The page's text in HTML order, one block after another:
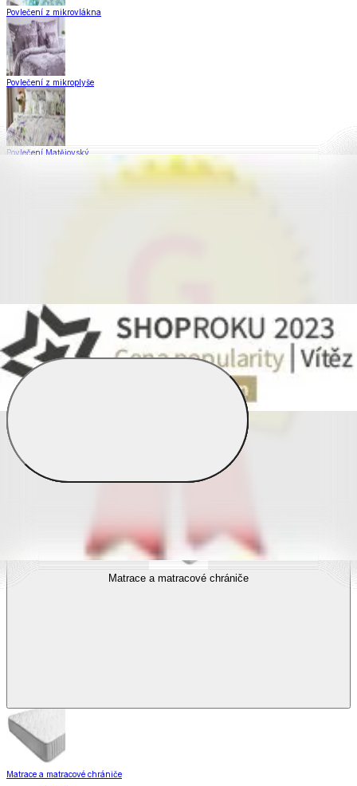
Povlečení z mikrovlákna
Povlečení z mikroplyše
Povlečení Matějovský
Povlečení s fototiskem
Výhodné sady
Matrace a matracové chrániče
Matrace a matracové chrániče